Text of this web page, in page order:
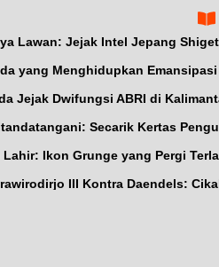
Lawan: Jejak Intel Jepang
yang Menghidupkan
Jejak Dwifungsi ABRI di
Secarik Kertas
Ikon Grunge yang Pergi
III Kontra Daendels: